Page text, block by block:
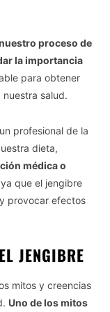
proceso de
la importancia
para obtener
salud.
profesional de la
dieta,
médica o
que el jengibre
provocar efectos
JENGIBRE
mitos y creencias
Uno de los mitos